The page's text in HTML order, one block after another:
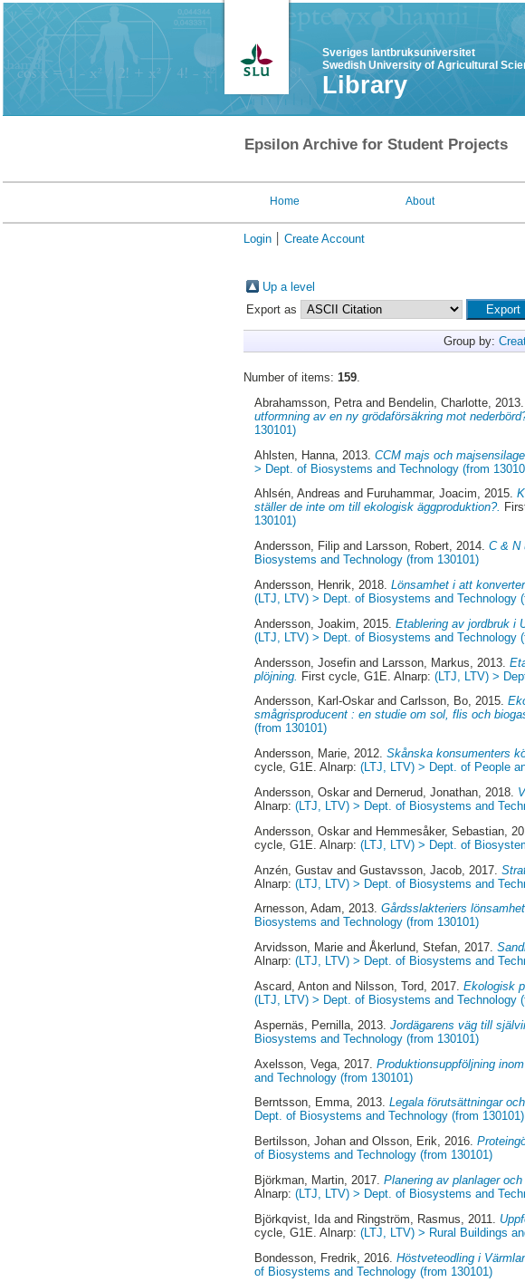
Sveriges lantbruksuniversitet
Swedish University of Agricultural
Library
Epsilon Archive for Student Projects
Home About
Login Create Account
Up a level
Export as
Group by:
Number of items: 159.
Abrahamsson, Petra and Bendelin, Charlotte ,
utformning av en ny grödaförsäkring mot
130101)
Ahlsten, Hanna , 2013.CCM majs och
> Dept. of Biosystems and Technology (from
Ahlsén, Andreas and Furuhammar, Joacim, 2015.
ställer de inte om till ekologisk äggproduktion?.
130101)
Andersson, Filip and Larsson, Robert, 2014.C & N
Biosystems and Technology (from 130101)
Andersson, Henrik , 2018.Lönsamhet i att
(LTJ, LTV) > Dept. of Biosystems and Technology
Andersson, Joakim , 2015.Etablering av jordbruk i
(LTJ, LTV) > Dept. of Biosystems and Technology
Andersson, Josefin and Larsson, Markus , 2013.
plöjning. First cycle, G1E. Alnarp:(LTJ, LTV) >
Andersson, Karl-Oskar andCarlsson, Bo, 2015.
smågrisproducent : en studie om sol, flis och
(from 130101)
Andersson, Marie, 2012.Skånska konsumenters
cycle, G1E. Alnarp:(LTJ, LTV) > Dept. of People
Andersson, Oskar and Dernerud, Jonathan , 2018.
Alnarp:(LTJ, LTV) > Dept. of Biosystems and
Andersson, Oskar and Hemmesåker, Sebastian ,
cycle, G1E. Alnarp:(LTJ, LTV) > Dept. of
Anzén, Gustav andGustavsson, Jacob , 2017.
Alnarp:(LTJ, LTV) > Dept. of Biosystems and
Arnesson, Adam, 2013.Gårdsslakteriers
Biosystems and Technology (from 130101)
Arvidsson, Marie andÅkerlund, Stefan, 2017.
Alnarp:(LTJ, LTV) > Dept. of Biosystems and
Ascard, Anton and Nilsson, Tord , 2017.Ekologisk
(LTJ, LTV) > Dept. of Biosystems and Technology
Aspernäs, Pernilla , 2013.Jordägarens väg till
Biosystems and Technology (from 130101)
Axelsson, Vega , 2017.Produktionsuppföljning
and Technology (from 130101)
Berntsson, Emma, 2013.Legala förutsättningar
Dept. of Biosystems and Technology (from 130101)
Bertilsson, Johan andOlsson, Erik, 2016.
of Biosystems and Technology (from 130101)
Björkman, Martin , 2017.Planering av planlager
Alnarp:(LTJ, LTV) > Dept. of Biosystems and
Björkqvist, Ida and Ringström, Rasmus , 2011.
cycle, G1E. Alnarp:(LTJ, LTV) > Rural Buildings
Bondesson, Fredrik , 2016.Höstveteodling i
of Biosystems and Technology (from 130101)